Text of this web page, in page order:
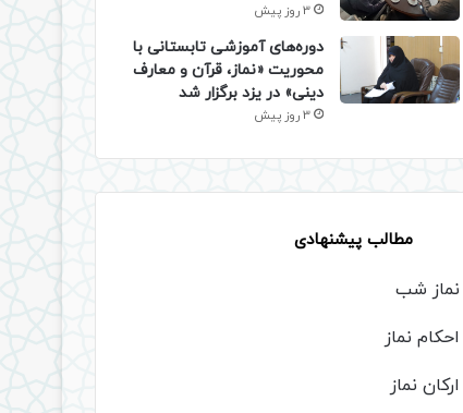
3 روز پیش
دوره‌های آموزشی تابستانی با
محوریت «نماز، قرآن و معارف
دینی» در یزد برگزار شد
3 روز پیش
مطالب پیشنهادی
نماز شب
احکام نماز
ارکان نماز